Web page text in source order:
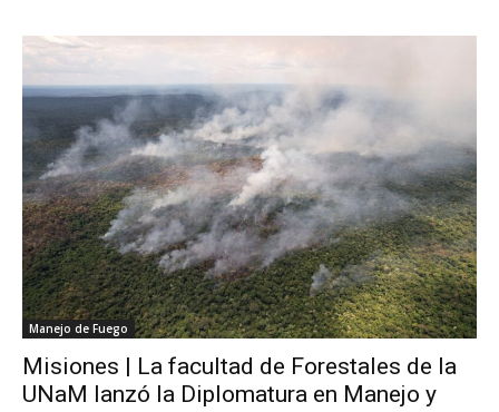
Manejo de Fuego
Misiones | La facultad de Forestales de la
UNaM lanzó la Diplomatura en Manejo y